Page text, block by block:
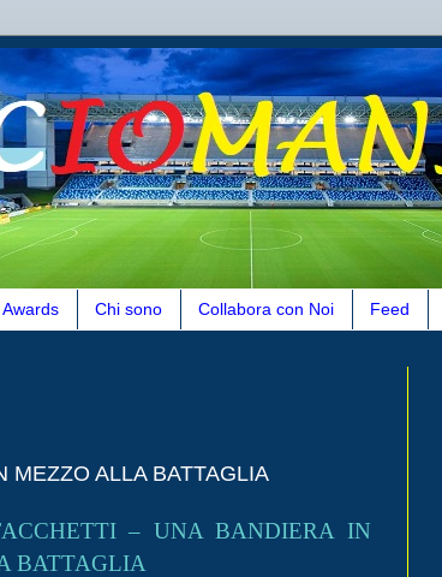
Awards Chi sono Collabora con Noi Feed
MEZZO ALLA BATTAGLIA
– UNA BANDIERA IN
BATTAGLIA